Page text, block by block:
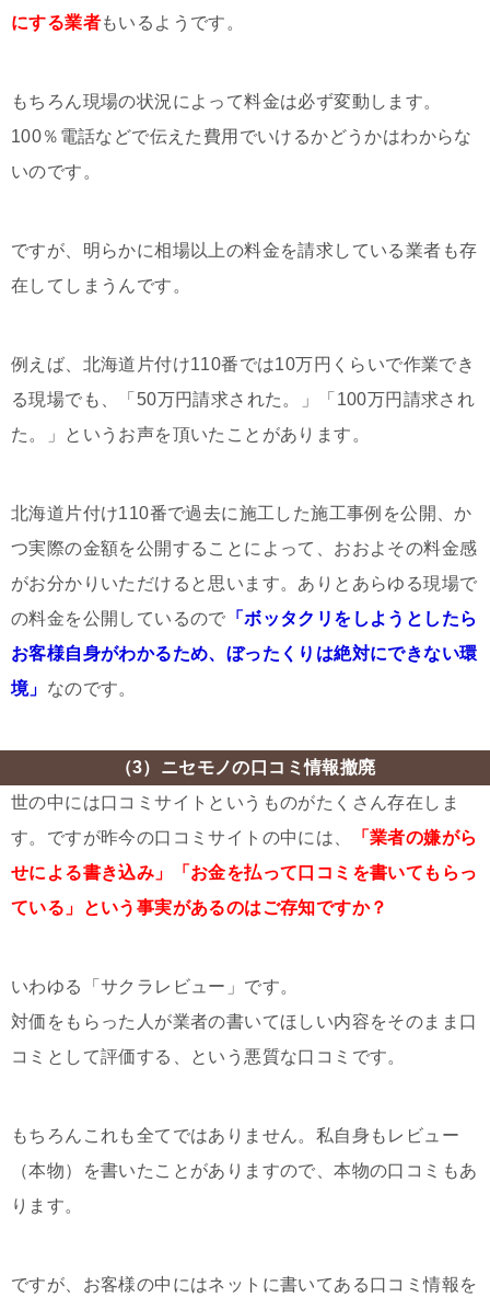
にする業者もいるようです。
もちろん現場の状況によって料金は必ず変動します。
100％電話などで伝えた費用でいけるかどうかはわからな
いのです。
ですが、明らかに相場以上の料金を請求している業者も存
在してしまうんです。
例えば、北海道片付け110番では10万円くらいで作業でき
る現場でも、「50万円請求された。」「100万円請求され
た。」というお声を頂いたことがあります。
北海道片付け110番で過去に施工した施工事例を公開、か
つ実際の金額を公開することによって、おおよその料金感
がお分かりいただけると思います。ありとあらゆる現場で
の料金を公開しているので 「ボッタクリをしようとしたら
お客様自身がわかるため、ぼったくりは絶対にできない環
境」 なのです。
（3）ニセモノの口コミ情報撤廃
世の中には口コミサイトというものがたくさん存在しま
す。ですが昨今の口コミサイトの中には、
「業者の嫌がら
せによる書き込み」「お金を払って口コミを書いてもらっ
ている」という事実があるのはご存知ですか？
いわゆる「サクラレビュー」です。
対価をもらった人が業者の書いてほしい内容をそのまま口
コミとして評価する、という悪質な口コミです。
もちろんこれも全てではありません。私自身もレビュー
（本物）を書いたことがありますので、本物の口コミもあ
ります。
ですが、お客様の中にはネットに書いてある口コミ情報を